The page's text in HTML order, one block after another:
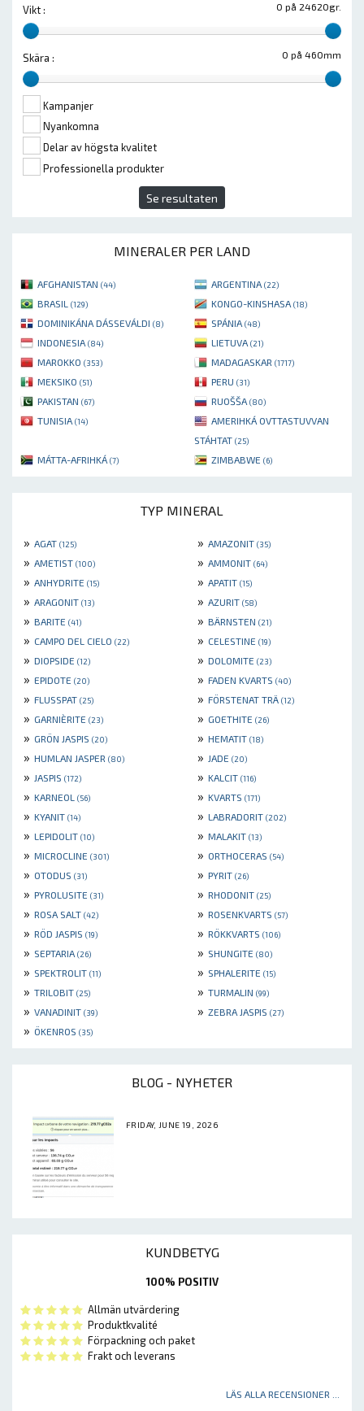
0 på 24620gr.
Vikt :
0 på 460mm
Skära :
Kampanjer
Nyankomna
Delar av högsta kvalitet
Professionella produkter
Se resultaten
MINERALER PER LAND
AFGHANISTAN (44) ARGENTINA (22)
BRASIL (129) KONGO-KINSHASA (18)
DOMINIKÁNA DÁSSEVÁLDI (8) SPÁNIA (48)
INDONESIA (84) LIETUVA (21)
MAROKKO (353) MADAGASKAR (1717)
MEKSIKO (51) PERU (31)
PAKISTAN (67) RUOŠŠA (80)
TUNISIA (14)
AMERIHKÁ OVTTASTUVVAN
STÁHTAT (25)
MÁTTA-AFRIHKÁ (7) ZIMBABWE (6)
TYP MINERAL
» AGAT (125) » AMAZONIT (35)
» AMETIST (100) » AMMONIT (64)
» ANHYDRITE (15) » APATIT (15)
» ARAGONIT (13) » AZURIT (58)
» BARITE (41) » BÄRNSTEN (21)
» CAMPO DEL CIELO (22) » CELESTINE (19)
» DIOPSIDE (12) » DOLOMITE (23)
» EPIDOTE (20) » FADEN KVARTS (40)
» FLUSSPAT (25) » FÖRSTENAT TRÄ (12)
» GARNIÈRITE (23) » GOETHITE (26)
» GRÖN JASPIS (20) » HEMATIT (18)
» HUMLAN JASPER (80) » JADE (20)
» JASPIS (172) » KALCIT (116)
» KARNEOL (56) » KVARTS (171)
» KYANIT (14) » LABRADORIT (202)
» LEPIDOLIT (10) » MALAKIT (13)
» MICROCLINE (301) » ORTHOCERAS (54)
» OTODUS (31) » PYRIT (26)
» PYROLUSITE (31) » RHODONIT (25)
» ROSA SALT (42) » ROSENKVARTS (57)
» RÖD JASPIS (19) » RÖKKVARTS (106)
» SEPTARIA (26) » SHUNGITE (80)
» SPEKTROLIT (11) » SPHALERITE (15)
» TRILOBIT (25) » TURMALIN (99)
» VANADINIT (39) » ZEBRA JASPIS (27)
» ÖKENROS (35)
BLOG - NYHETER
FRIDAY, JUNE 19, 2026
KUNDBETYG
100% POSITIV
Allmän utvärdering
Produktkvalité
Förpackning och paket
Frakt och leverans
LÄS ALLA RECENSIONER ...